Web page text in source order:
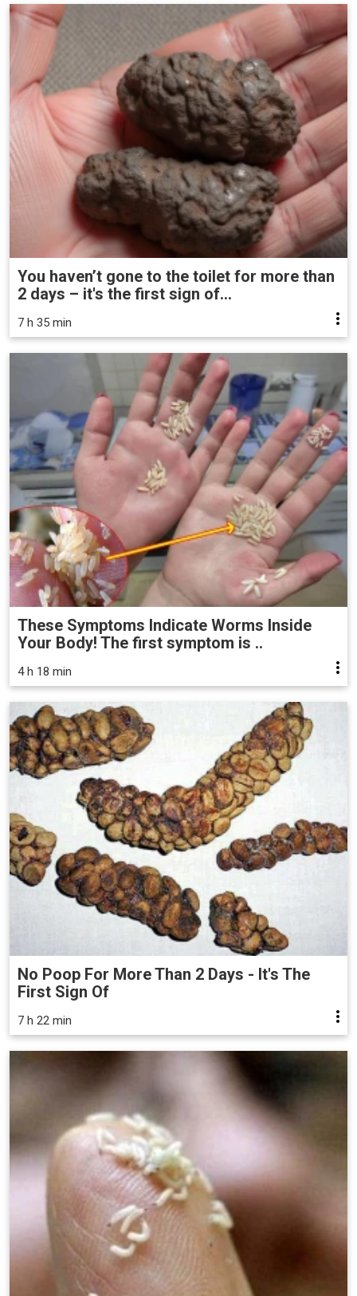
You haven’t gone to the toilet for more than
2 days – it's the first sign of...
7 h 35 min
These Symptoms Indicate Worms Inside
Your Body! The first symptom is ..
4 h 18 min
No Poop For More Than 2 Days - It's The
First Sign Of
7 h 22 min